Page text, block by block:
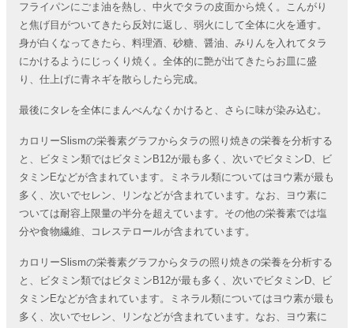
フライパンにごま油を熱し、中火でタラの皮面から焼く。こんがり
と焦げ目がついてきたら反対に返し、弱火にして全体に火を通す。
身が白くなってきたら、料理酒、砂糖、醤油、みりんを入れてタラ
にかけるようにじっくり焼く。全体的に艶が出てきたらお皿に盛
り、仕上げに青ネギを散らしたら完成。
最後にタレを全体にまんべんなくかけると、さらに味が染み込む。
カロリーSlismの栄養素グラフからタラの照り焼きの栄養を分析する
と、ビタミン類ではビタミンB12が最も多く、次いでビタミンD、ビ
タミンEなどが含まれています。ミネラル類についてはヨウ素が最も
多く、次いでセレン、リンなどが含まれています。なお、ヨウ素に
ついては耐容上限量の半分を超えています。その他の栄養素では塩
分や食物繊維、コレステロールが含まれています。
カロリーSlismの栄養素グラフからタラの照り焼きの栄養を分析する
と、ビタミン類ではビタミンB12が最も多く、次いでビタミンD、ビ
タミンEなどが含まれています。ミネラル類についてはヨウ素が最も
多く、次いでセレン、リンなどが含まれています。なお、ヨウ素に